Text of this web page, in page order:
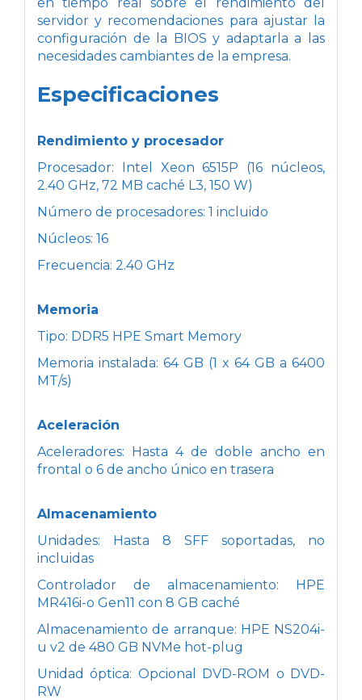
servidor y recomendaciones para ajustar la
configuración de la BIOS y adaptarla a las
necesidades cambiantes de la empresa.
Especificaciones
Rendimiento y procesador
Procesador: Intel Xeon 6515P (16 núcleos,
2.40 GHz, 72 MB caché L3, 150 W)
Número de procesadores: 1 incluido
Núcleos: 16
Frecuencia: 2.40 GHz
Memoria
Tipo: DDR5 HPE Smart Memory
Memoria instalada: 64 GB (1 x 64 GB a 6400
MT/s)
Aceleración
Aceleradores: Hasta 4 de doble ancho en
frontal o 6 de ancho único en trasera
Almacenamiento
Unidades: Hasta 8 SFF soportadas, no
incluidas
Controlador de almacenamiento: HPE
MR416i-o Gen11 con 8 GB caché
Almacenamiento de arranque: HPE NS204i-
u v2 de 480 GB NVMe hot-plug
Unidad óptica: Opcional DVD-ROM o DVD-
RW